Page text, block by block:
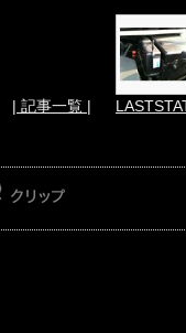
| 記事一覧 |